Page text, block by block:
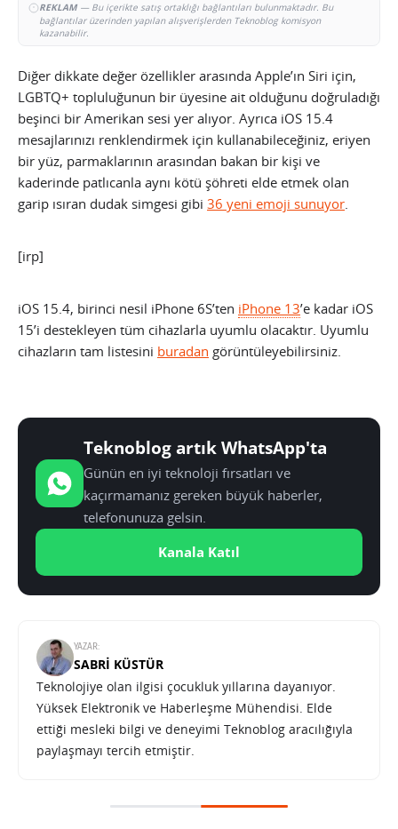
REKLAM— Bu içerikte satış ortaklığı bağlantıları bulunmaktadır. Bu
bağlantılar üzerinden yapılan alışverişlerden Teknoblog komisyon
kazanabilir.
Diğer dikkate değer özellikler arasında Apple’ın Siri için,
LGBTQ+ topluluğunun bir üyesine ait olduğunu doğruladığı
beşinci bir Amerikan sesi yer alıyor. Ayrıca iOS 15.4
mesajlarınızı renklendirmek için kullanabileceğiniz, eriyen
bir yüz, parmaklarının arasından bakan bir kişi ve
kaderinde patlıcanla aynı kötü şöhreti elde etmek olan
garip ısıran dudak simgesi gibi 36 yeni emoji sunuyor.
[irp]
iOS 15.4, birinci nesil iPhone 6S’ten iPhone 13’e kadar iOS
15’i destekleyen tüm cihazlarla uyumlu olacaktır. Uyumlu
cihazların tam listesini buradan görüntüleyebilirsiniz.
Teknoblog artık WhatsApp'ta
Günün en iyi teknoloji fırsatları ve
kaçırmamanız gereken büyük haberler,
telefonunuza gelsin.
Kanala Katıl
YAZAR:
SABRI KÜSTÜR
Teknolojiye olan ilgisi çocukluk yıllarına dayanıyor.
Yüksek Elektronik ve Haberleşme Mühendisi. Elde
ettiği mesleki bilgi ve deneyimi Teknoblog aracılığıyla
paylaşmayı tercih etmiştir.